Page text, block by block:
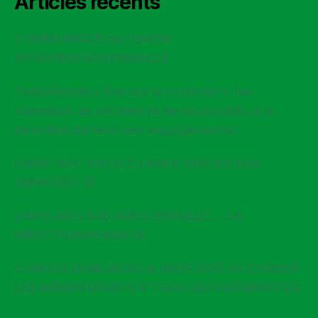
COMMUNIQUÉ de l’UNION
INTERPROFESSIONNELLE
Table Ronde « Rex sur la canicule »: les
cheminot-es ont tenu le service public, à la
direction de tenir ses engagements!
L’INFO ADC SUD D.C.I ARES, ODICEO DES
AVANCÉES !!!
L’INFO ADC SUD ARES DÉRAILLE…..LA
DIRECTION PERSISTE
CONGÉS FAMILIAUX LA SNCF DOIT ACCORDER
LES MÊMES DROITS À TOUS LES CHEMINOT·ES